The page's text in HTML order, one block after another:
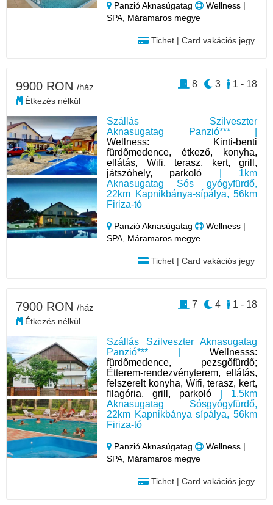
Panzió Aknasúgatag
Wellness |
SPA, Máramaros megye
Tichet | Card vakációs jegy
Szállás Szilveszter
Aknasugatag Panzió*** |
Wellness: Kinti-benti
fürdőmedence, étkező, konyha,
ellátás, Wifi, terasz, kert, grill,
játszóhely, parkoló | 1km
Aknasugatag Sós gyógyfürdő,
22km Kapnikbánya-sípálya, 56km
Firiza-tó
Panzió Aknasúgatag
Wellness |
SPA, Máramaros megye
Tichet | Card vakációs jegy
9900 RON /ház
Étkezés nélkül
1 - 18
3
8
Szállás Szilveszter Aknasugatag
Panzió*** | Wellnesss:
fürdőmedence, pezsgőfürdő;
Étterem-rendezvényterem, ellátás,
felszerelt konyha, Wifi, terasz, kert,
filagória, grill, parkoló | 1,5km
Aknasugatag Sósgyógyfürdő,
22km Kapnikbánya sípálya, 56km
Firiza-tó
Panzió Aknasúgatag
Wellness |
SPA, Máramaros megye
Tichet | Card vakációs jegy
7900 RON /ház
Étkezés nélkül
1 - 18
4
7